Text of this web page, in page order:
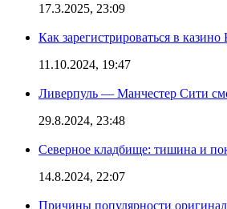
17.3.2025, 23:09
Как зарегистрироваться в
11.10.2024, 19:47
Ливерпуль — Манчестер Сити
29.8.2024, 23:48
Северное кладбище: тишина и
14.8.2024, 22:07
Причины популярности